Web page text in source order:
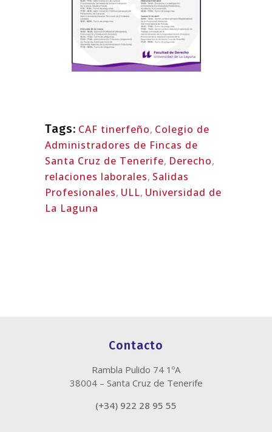
Tags: CAF tinerfeño, Colegio de
Administradores de Fincas de
Santa Cruz de Tenerife, Derecho,
relaciones laborales, Salidas
Profesionales, ULL, Universidad de
La Laguna
Contacto
Rambla Pulido 74 1ºA
38004 – Santa Cruz de Tenerife
(+34) 922 28 95 55